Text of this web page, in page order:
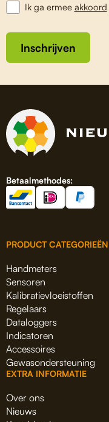
Ik ga ermee akkoord
Inschrijven
Betaalmethodes:
PRODUCT CATEGORIEËN
Handmeters
Sensoren
Kalibratievloeistoffen
Regelaars
Dataloggers
Indicatoren
Accessoires
Gewasondersteuning
EXTRA INFORMATIE
Over ons
Nieuws